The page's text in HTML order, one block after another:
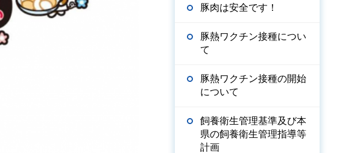
豚肉は安全です！
豚熱ワクチン接種につい
て
豚熱ワクチン接種の開始
について
飼養衛生管理基準及び本
県の飼養衛生管理指導等
計画